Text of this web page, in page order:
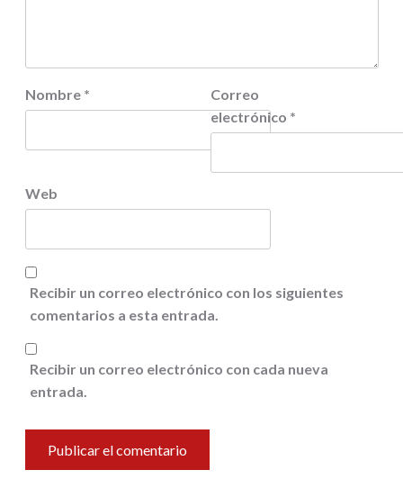
Nombre *
Correo
electrónico *
Web
Recibir un correo electrónico con los siguientes
comentarios a esta entrada.
Recibir un correo electrónico con cada nueva
entrada.